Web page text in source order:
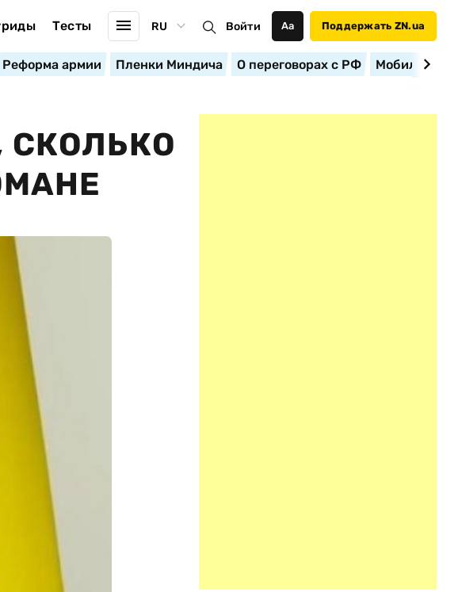
Тесты RU Войти Аа Поддержать ZN.ua
Реформа армии Пленки Миндича О переговорах с РФ
СКОЛЬКО